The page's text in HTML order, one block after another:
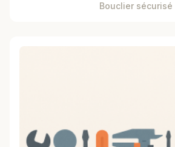
Bouclier sécurisé